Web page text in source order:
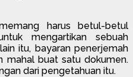
harus betul-betul
mengartikan sebuah
itu, bayaran penerjemah
mahal buat satu dokumen.
dari pengetahuan itu.